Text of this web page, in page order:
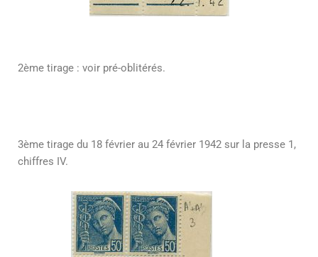
2ème tirage : voir pré-oblitérés.
3ème tirage du 18 février au 24 février 1942 sur la presse 1,
chiffres IV.